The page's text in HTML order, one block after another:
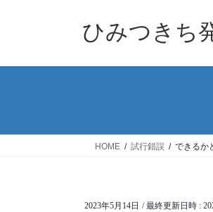
ひみつきち
HOME 試行錯誤 できるか
2023年5月14日 / 最終更新日時 :